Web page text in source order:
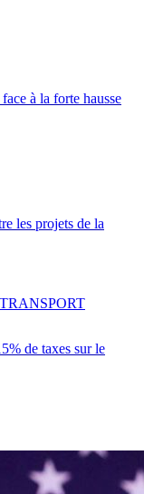
à la forte hausse
les projets de la
de taxes sur le